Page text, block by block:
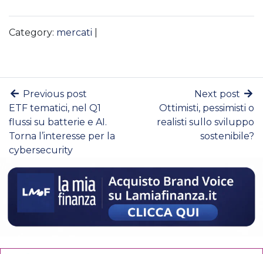
Category: mercati
Previous post
ETF tematici, nel Q1
flussi su batterie e AI.
Torna l’interesse per la
cybersecurity
Next post
Ottimisti, pessimisti o
realisti sullo sviluppo
sostenibile?